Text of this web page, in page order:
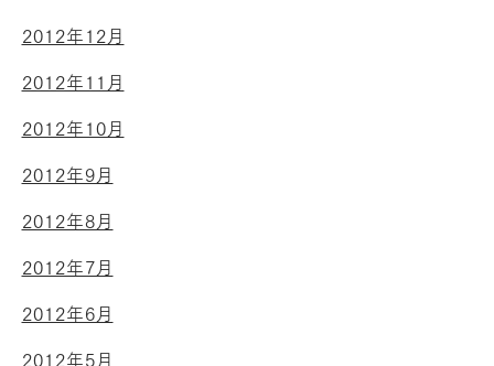
2012年12月
2012年11月
2012年10月
2012年9月
2012年8月
2012年7月
2012年6月
2012年5月